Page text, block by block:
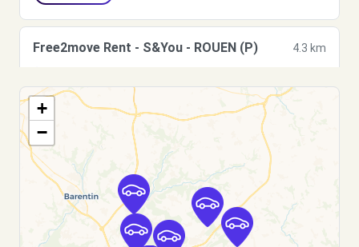
Free2move Rent - S&You - ROUEN (P)
4.3 km
ROUEN, FR-76, 76000
Voir l'agence
Free2move Rent - S&You - ROUEN (O)
AVENUE DU MONT RIBOUDET
ROUEN, 76000
+
−